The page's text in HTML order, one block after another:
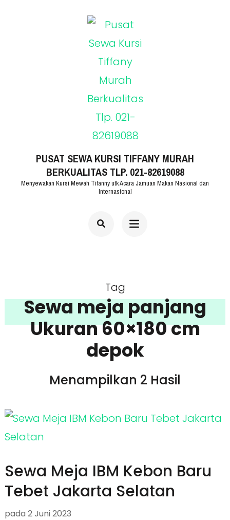
PUSAT SEWA KURSI TIFFANY MURAH
BERKUALITAS TLP. 021-82619088
Menyewakan Kursi Mewah Tifanny utk Acara Jamuan Makan Nasional dan
Internasional
Tag
Sewa meja panjang
Ukuran 60×180 cm
depok
Menampilkan 2 Hasil
Sewa Meja IBM Kebon Baru
Tebet Jakarta Selatan
pada 2 Juni 2023